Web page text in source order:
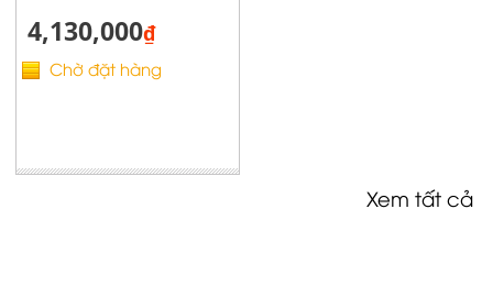
4,130,000₫
Chờ đặt hàng
Xem tất cả